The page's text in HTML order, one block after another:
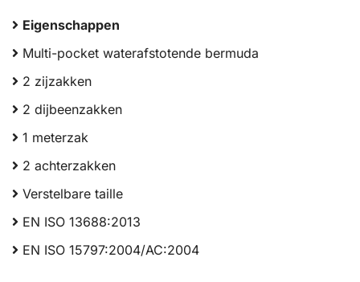
Eigenschappen
Multi-pocket waterafstotende bermuda
2 zijzakken
2 dijbeenzakken
1 meterzak
2 achterzakken
Verstelbare taille
EN ISO 13688:2013
EN ISO 15797:2004/AC:2004